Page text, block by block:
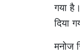
गया
दिया
मनोज